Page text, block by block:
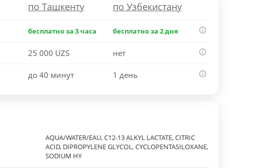
по Ташкенту по Узбекистану
бесплатно за 3 часа бесплатно за 2 дня
25 000 UZS нет
до 40 минут 1 день
AQUA/WATER/EAU, C12-13 ALKYL LACTATE, CITRIC
ACID, DIPROPYLENE GLYCOL, CYCLOPENTASILOXANE,
SODIUM HY